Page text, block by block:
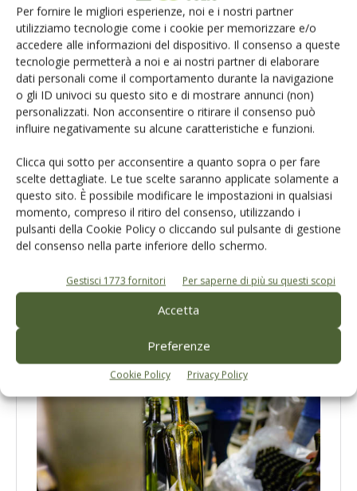
Per fornire le migliori esperienze, noi e i nostri partner
utilizziamo tecnologie come i cookie per memorizzare e/o
accedere alle informazioni del dispositivo. Il consenso a queste
tecnologie permetterà a noi e ai nostri partner di elaborare
dati personali come il comportamento durante la navigazione
o gli ID univoci su questo sito e di mostrare annunci (non)
personalizzati. Non acconsentire o ritirare il consenso può
influire negativamente su alcune caratteristiche e funzioni.
Clicca qui sotto per acconsentire a quanto sopra o per fare
scelte dettagliate. Le tue scelte saranno applicate solamente a
questo sito. È possibile modificare le impostazioni in qualsiasi
momento, compreso il ritiro del consenso, utilizzando i
pulsanti della Cookie Policy o cliccando sul pulsante di gestione
del consenso nella parte inferiore dello schermo.
Gestisci 1773 fornitori Per saperne di più su questi scopi
Accetta
Preferenze
Cookie Policy Privacy Policy
E per poterdimostrare che si tratti di scorte
commercializzabili anche dopo il 1° gennaio 2023 ,
occorre comprovare, mediante quanto indicato nei
documenti di trasporto, che la merce sia stata acquistata
prima del 31 dicembre 2022, considerando che l’effettivo
trasferimento fisico della merce presso il cliente potrebbe
L’articolo è disponibile per i nostri abbonati suOlivo e
Olio 2/2023
scopri di più sulle diverse formule di abbonamento a